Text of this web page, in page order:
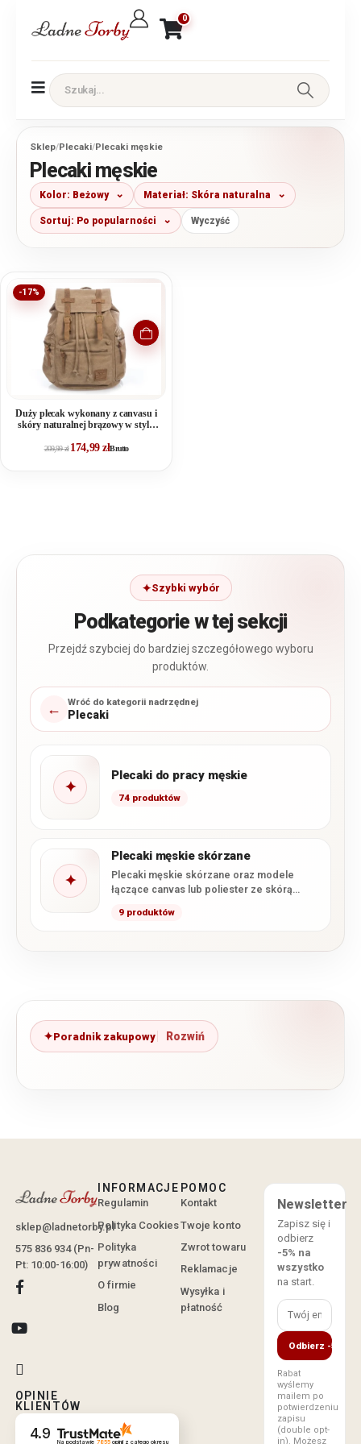
0
Sklep/Plecaki/Plecaki męskie
Plecaki męskie
Kolor: Beżowy Materiał: Skóra naturalna
Sortuj: Po popularności Wyczyść
-17%
Duży plecak wykonany z canvasu i
skóry naturalnej brązowy w stylu
209,99zł 174,99złBrutto
Szybki wybór
Podkategorie w tej sekcji
Przejdź szybciej do bardziej szczegółowego wyboru
produktów.
← Wróć do kategorii nadrzędnej
Plecaki
✦
Plecaki do pracy męskie
74 produktów
✦
Plecaki męskie skórzane
Plecaki męskie skórzane oraz modele
łączące canvas lub poliester ze skórą
9 produktów
Poradnik zakupowy
sklep@ladnetorby.pl
575 836 934 (Pn-
Pt: 10:00-16:00)
OPINIE
KLIENTÓW
4.9 Na podstawie 7855opinii z całego okresu
INFORMACJE
Regulamin
Polityka Cookies
Polityka
prywatności
O firmie
Blog
POMOC
Kontakt
Twoje konto
Zwrot towaru
Reklamacje
Wysyłka i
płatność
Newsletter
Zapisz się i
odbierz
-5% na
wszystko
na start.
Odbierz -5%
Rabat
wyślemy
mailem po
potwierdzeniu
zapisu
(double opt-
in). Możesz